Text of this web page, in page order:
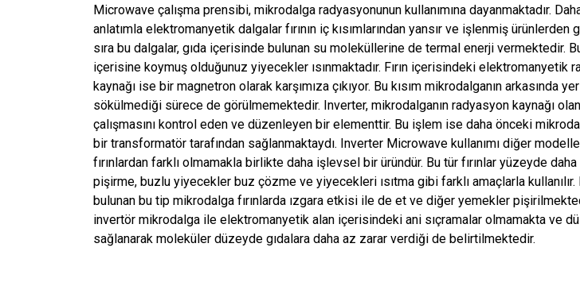
Microwave çalışma prensibi, mikrodalga radyasyonunun kullanımına dayanmaktadır.
anlatımla elektromanyetik dalgalar fırının iç kısımlarından yansır ve işlenmiş ürünlerden
sıra bu dalgalar, gıda içerisinde bulunan su moleküllerine de termal enerji vermektedir.
içerisine koymuş olduğunuz yiyecekler ısınmaktadır. Fırın içerisindeki elektromanyetik
kaynağı ise bir magnetron olarak karşımıza çıkıyor. Bu kısım mikrodalganın arkasında
sökülmediği sürece de görülmemektedir. Inverter, mikrodalganın radyasyon kaynağı
çalışmasını kontrol eden ve düzenleyen bir elementtir. Bu işlem ise daha önceki
bir transformatör tarafından sağlanmaktaydı. Inverter Microwave kullanımı diğer
fırınlardan farklı olmamakla birlikte daha işlevsel bir üründür. Bu tür fırınlar yüzeyde
pişirme, buzlu yiyecekler buz çözme ve yiyecekleri ısıtma gibi farklı amaçlarla kullanılır.
bulunan bu tip mikrodalga fırınlarda ızgara etkisi ile de et ve diğer yemekler
invertör mikrodalga ile elektromanyetik alan içerisindeki ani sıçramalar olmamakta ve
sağlanarak moleküler düzeyde gıdalara daha az zarar verdiği de belirtilmektedir.